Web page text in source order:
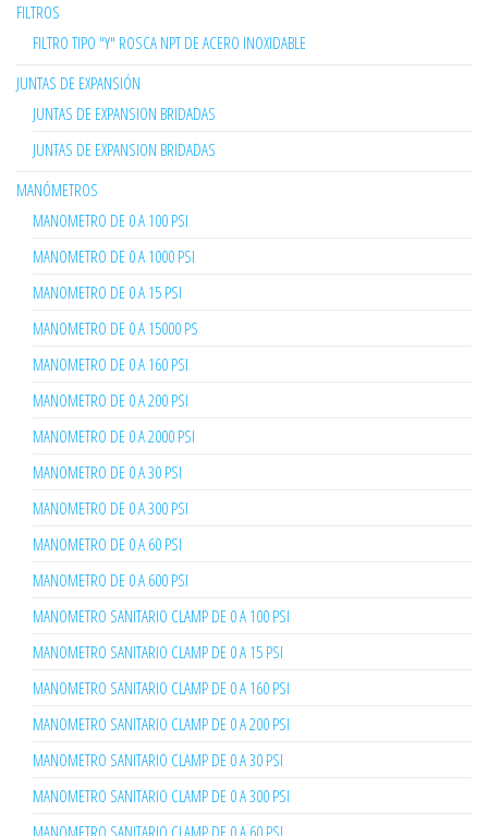
FILTROS
FILTRO TIPO "Y" ROSCA NPT DE ACERO INOXIDABLE
JUNTAS DE EXPANSIÓN
JUNTAS DE EXPANSION BRIDADAS
JUNTAS DE EXPANSION BRIDADAS
MANÓMETROS
MANOMETRO DE 0 A 100 PSI
MANOMETRO DE 0 A 1000 PSI
MANOMETRO DE 0 A 15 PSI
MANOMETRO DE 0 A 15000 PS
MANOMETRO DE 0 A 160 PSI
MANOMETRO DE 0 A 200 PSI
MANOMETRO DE 0 A 2000 PSI
MANOMETRO DE 0 A 30 PSI
MANOMETRO DE 0 A 300 PSI
MANOMETRO DE 0 A 60 PSI
MANOMETRO DE 0 A 600 PSI
MANOMETRO SANITARIO CLAMP DE 0 A 100 PSI
MANOMETRO SANITARIO CLAMP DE 0 A 15 PSI
MANOMETRO SANITARIO CLAMP DE 0 A 160 PSI
MANOMETRO SANITARIO CLAMP DE 0 A 200 PSI
MANOMETRO SANITARIO CLAMP DE 0 A 30 PSI
MANOMETRO SANITARIO CLAMP DE 0 A 300 PSI